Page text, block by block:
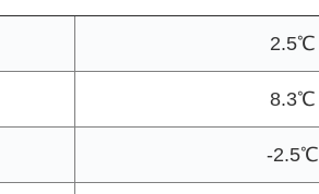
2.5℃
8.3℃
-2.5℃